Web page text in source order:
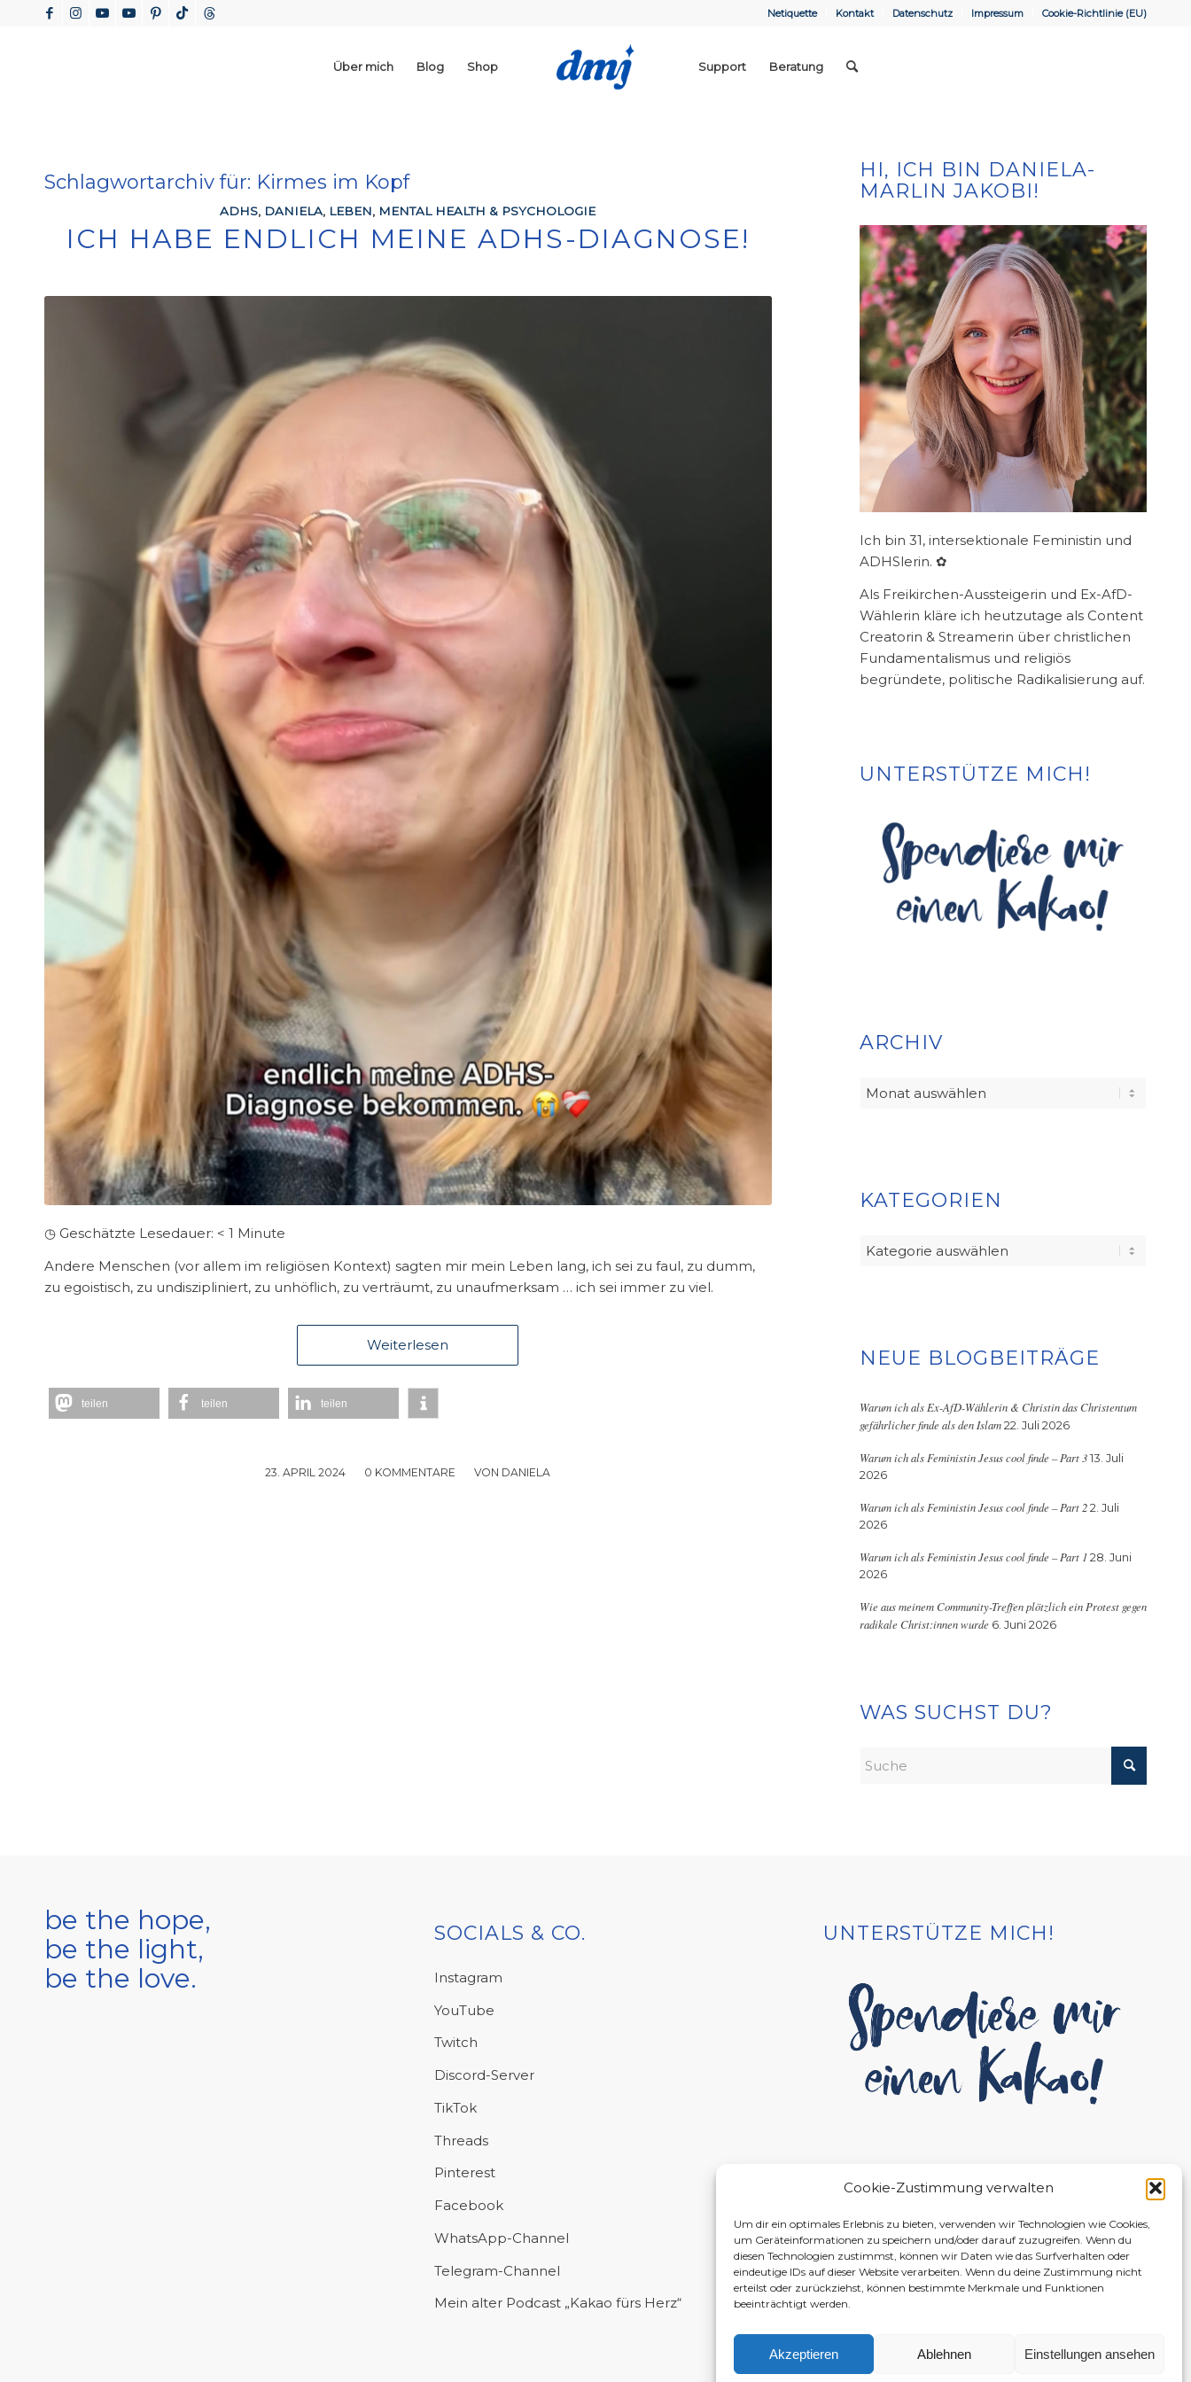
Cookie-Zustimmung verwalten
Um dir ein optimales Erlebnis zu bieten, verwenden wir Technologien wie Cookies,
um Geräteinformationen zu speichern und/oder darauf zuzugreifen. Wenn du
diesen Technologien zustimmst, können wir Daten wie das Surfverhalten oder
eindeutige IDs auf dieser Website verarbeiten. Wenn du deine Zustimmung nicht
erteilst oder zurückziehst, können bestimmte Merkmale und Funktionen
beeinträchtigt werden.
Akzeptieren Ablehnen Einstellungen ansehen
Netiquette Kontakt Datenschutz Impressum Cookie-Richtlinie (EU)
Über mich Blog Shop Support Beratung
Schlagwortarchiv für: Kirmes im Kopf
ADHS, DANIELA, LEBEN, MENTAL HEALTH & PSYCHOLOGIE
ICH HABE ENDLICH MEINE ADHS-DIAGNOSE!
◷ Geschätzte Lesedauer: < 1 Minute
Andere Menschen (vor allem im religiösen Kontext) sagten mir mein Leben lang, ich sei zu faul, zu dumm,
zu egoistisch, zu undiszipliniert, zu unhöflich, zu verträumt, zu unaufmerksam … ich sei immer zu viel.
Weiterlesen
teilen teilen teilen
23. APRIL 2024
/ 0 KOMMENTARE
/ VON DANIELA
HI, ICH BIN DANIELA-
MARLIN JAKOBI!
Ich bin 31, intersektionale Feministin und
ADHSlerin. ✿
Als Freikirchen-Aussteigerin und Ex-AfD-
Wählerin kläre ich heutzutage als Content
Creatorin & Streamerin über christlichen
Fundamentalismus und religiös
begründete, politische Radikalisierung auf.
UNTERSTÜTZE MICH!
ARCHIV
KATEGORIEN
Kategorien
NEUE BLOGBEITRÄGE
Warum ich als Ex-AfD-Wählerin & Christin das Christentum
gefährlicher finde als den Islam 22. Juli 2026
Warum ich als Feministin Jesus cool finde – Part 3 13. Juli
2026
Warum ich als Feministin Jesus cool finde – Part 2 2. Juli
2026
Warum ich als Feministin Jesus cool finde – Part 1 28. Juni
2026
Wie aus meinem Community-Treffen plötzlich ein Protest gegen
radikale Christ:innen wurde 6. Juni 2026
WAS SUCHST DU?
be the hope,
be the light,
be the love.
SOCIALS & CO.
Instagram
YouTube
Twitch
Discord-Server
TikTok
Threads
Pinterest
Facebook
WhatsApp-Channel
Telegram-Channel
Mein alter Podcast „Kakao fürs Herz“
UNTERSTÜTZE MICH!